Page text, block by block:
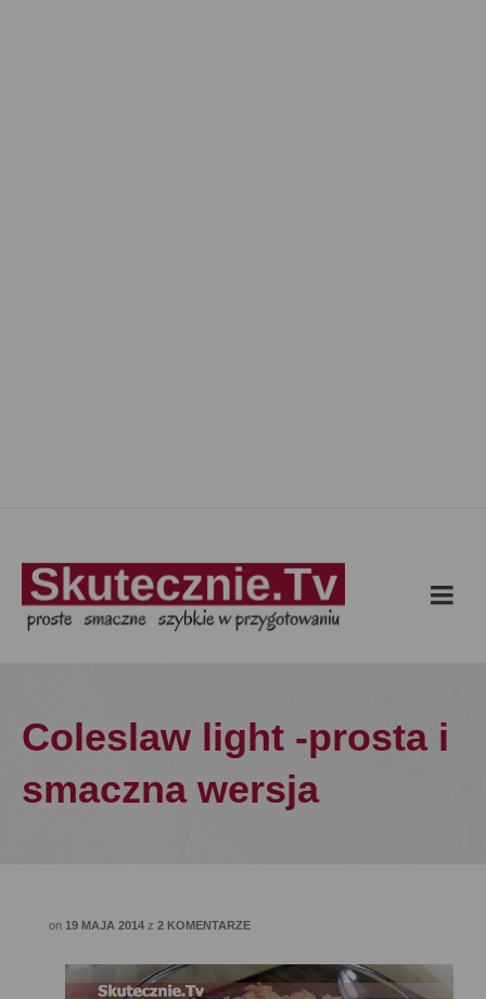
Coleslaw light -prosta i
smaczna wersja
on 19 MAJA 2014 z 2 KOMENTARZE